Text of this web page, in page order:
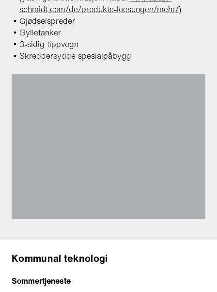
schmidt.com/de/produkte-loesungen/mehr/)
Gjødselspreder
Gylletanker
3-sidig tippvogn
Skreddersydde spesialpåbygg
Kommunal teknologi
Sommertjeneste